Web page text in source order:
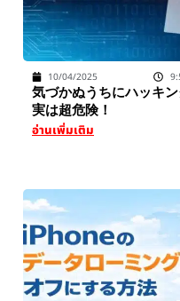
10/04/2025
気づかぬうちにハッキ
実は超危険！
อ่านเพิ่มเติม